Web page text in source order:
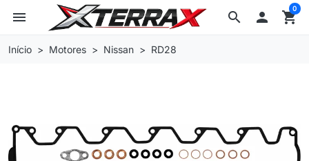
search
menu  shopping_cart
0
Início Motores Nissan RD28